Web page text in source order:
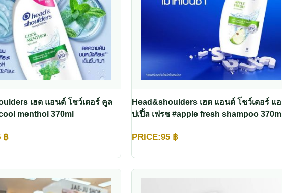
เฮด แอนด์ โชว์เดอร์ คูล
menthol 370ml
฿
Head&shoulders เฮด แอนด์ โชว์เดอร์ แอ
ปเปิ้ล เฟรช #apple fresh shampoo
PRICE:95 ฿